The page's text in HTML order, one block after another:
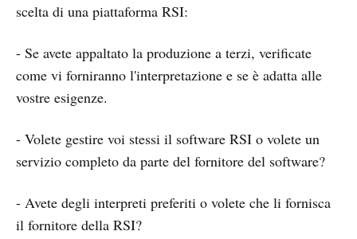
scelta di una piattaforma RSI:
- Se avete appaltato la produzione a terzi, verificate
come vi forniranno l'interpretazione e se è adatta alle
vostre esigenze.
- Volete gestire voi stessi il software RSI o volete un
servizio completo da parte del fornitore del software?
- Avete degli interpreti preferiti o volete che li fornisca
il fornitore della RSI?